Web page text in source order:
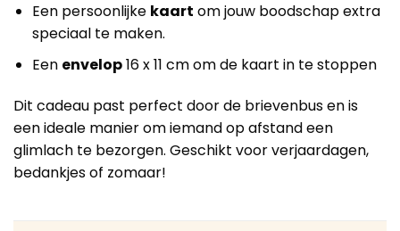
Een persoonlijke kaart om jouw boodschap extra
speciaal te maken.
Een envelop16 x 11 cm om de kaart in te stoppen
Dit cadeau past perfect door de brievenbus en is
een ideale manier om iemand op afstand een
glimlach te bezorgen. Geschikt voor verjaardagen,
bedankjes of zomaar!